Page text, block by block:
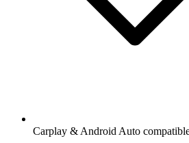
Carplay & Android Auto